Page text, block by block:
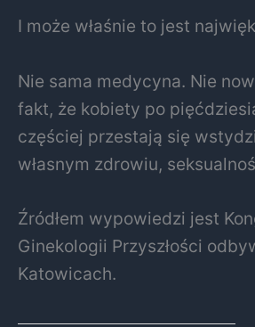
I może właśnie to jest
Nie sama medycyna. Nie
fakt, że kobiety po
częściej przestają się
własnym zdrowiu,
Źródłem wypowiedzi jest
Ginekologii Przyszłości
Katowicach.